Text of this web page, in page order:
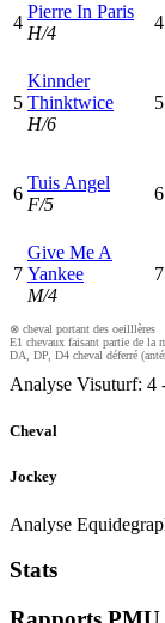
4
Pierre In Paris
H/4
4
5
Kinnder
Thinktwice
H/6
5
6
Tuis Angel
F/5
6
7
Give Me A
Yankee
M/4
7
⊗ cheval portant des oeilllères
E1 chevaux faisant partie de la
DA, DP, D4 cheval déferré
Analyse Visuturf: 4
Cheval
Jockey
Analyse
Stats